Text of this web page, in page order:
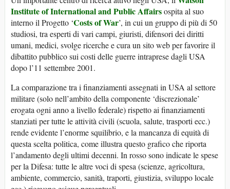
Institute of International and Public Affairsospita al suo
interno il Progetto ‘Costs of War’, in cui un gruppo di più di 50
studiosi, tra esperti di vari campi, giuristi, difensori dei diritti
umani, medici, svolge ricerche e cura un sito web per favorire il
dibattito pubblico sui costi delle guerre intraprese dagli USA
dopo l’11 settembre 2001.
La comparazione tra i finanziamenti assegnati in USA al settore
militare (solo nell’ambito della componente ‘discrezionale’
erogata ogni anno a livello federale) rispetto ai finanziamenti
stanziati per tutte le attività civili (scuola, salute, trasporti ecc.)
rende evidente l’enorme squilibrio, e la mancanza di equità di
questa scelta politica, come illustra questo grafico che riporta
l’andamento degli ultimi decenni. In rosso sono indicate le spese
per la Difesa: tutte le altre voci di spesa (scienze, agricoltura,
ambiente, commercio, sanità, traporti, giustizia, sviluppo locale